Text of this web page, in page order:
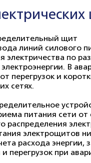
щит
линий силового
электричества по
В
перегрузок и
сетях.
питания сети от
распределения
электрощитов
расхода энергии,
перегрузок при